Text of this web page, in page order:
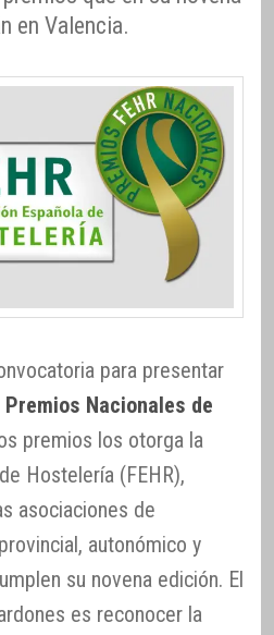
en Valencia.
para presentar
Premios Nacionales de
premios los otorga la
Hostelería (FEHR),
asociaciones de
autonómico y
su novena edición. El
es reconocer la